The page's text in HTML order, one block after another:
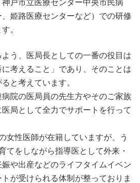
戸市立医療センター中央市民病
姫路医療センターなど）での研修
。
う、医局長としての一番の役目は
に考えること」であり、そのことは
と考えています。
院の医局員の先生方やそのご家族
局として全力でサポートを行って
女性医師が在籍していますが、う
てをしながら指導医として外来・
や出産などのライフタイムイベン
が受けられる体制が整っておりま